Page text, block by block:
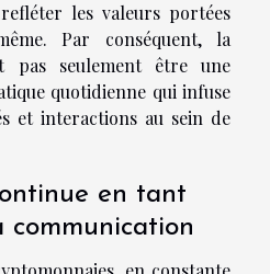
les valeurs portées
Par conséquent, la
pas seulement être une
quotidienne qui infuse
et interactions au sein de
en tant